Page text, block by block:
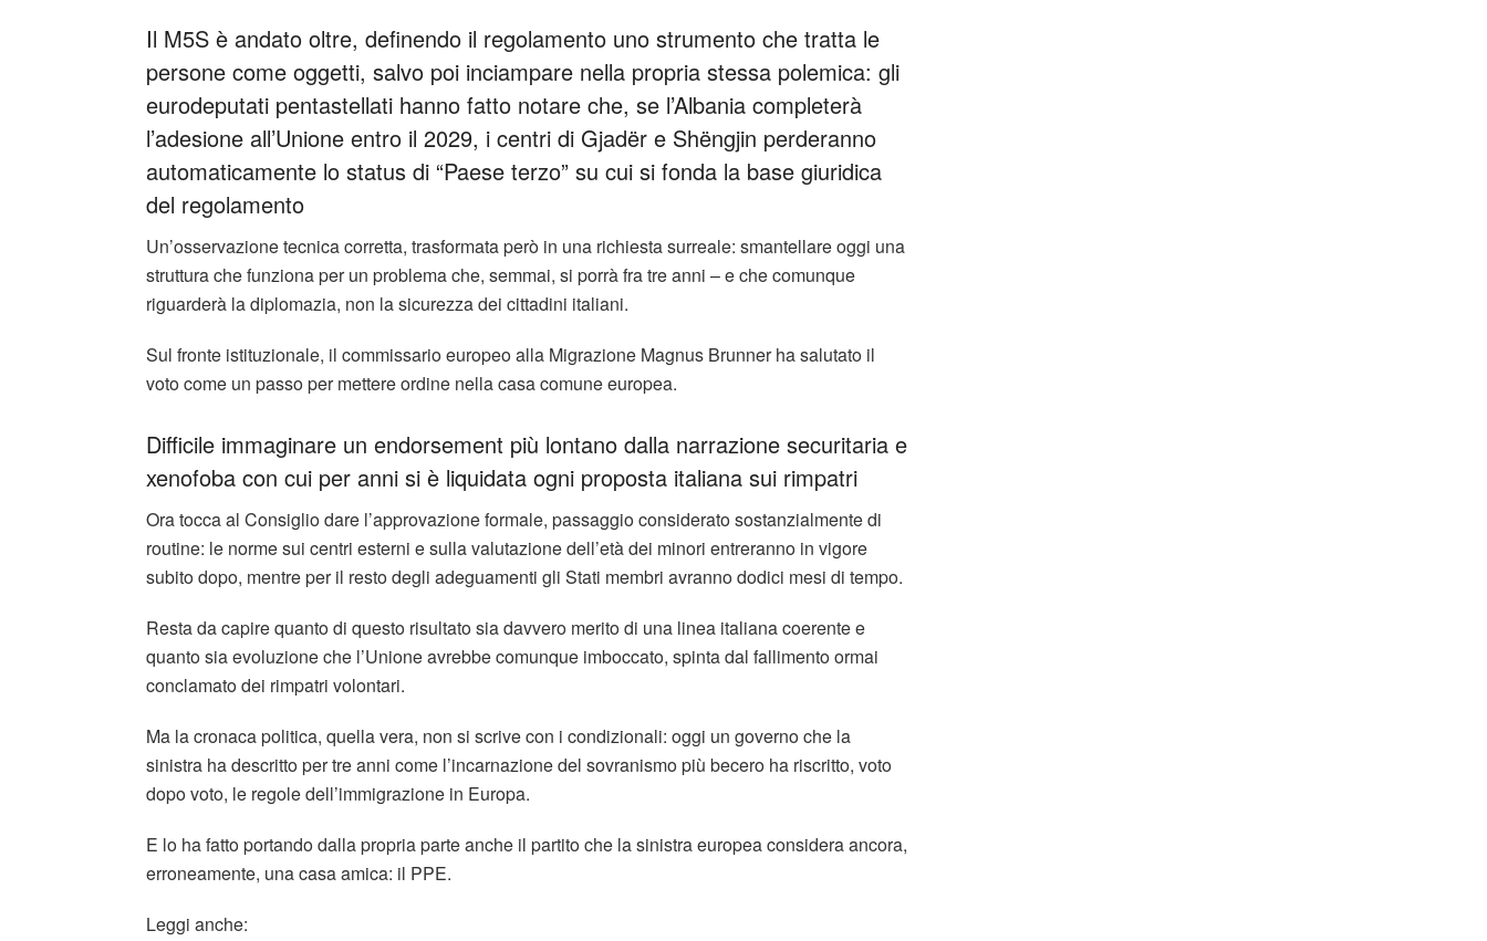
Il M5S è andato oltre, definendo il regolamento uno strumento che tratta le
persone come oggetti, salvo poi inciampare nella propria stessa polemica: gli
eurodeputati pentastellati hanno fatto notare che, se l’Albania completerà
l’adesione all’Unione entro il 2029, i centri di Gjadër e Shëngjin perderanno
automaticamente lo status di “Paese terzo” su cui si fonda la base giuridica
del regolamento
Un’osservazione tecnica corretta, trasformata però in una richiesta surreale: smantellare oggi una
struttura che funziona per un problema che, semmai, si porrà fra tre anni – e che comunque
riguarderà la diplomazia, non la sicurezza dei cittadini italiani.
Sul fronte istituzionale, il commissario europeo alla Migrazione Magnus Brunner ha salutato il
voto come un passo per mettere ordine nella casa comune europea.
Difficile immaginare un endorsement più lontano dalla narrazione securitaria e
xenofoba con cui per anni si è liquidata ogni proposta italiana sui rimpatri
Ora tocca al Consiglio dare l’approvazione formale, passaggio considerato sostanzialmente di
routine: le norme sui centri esterni e sulla valutazione dell’età dei minori entreranno in vigore
subito dopo, mentre per il resto degli adeguamenti gli Stati membri avranno dodici mesi di tempo.
Resta da capire quanto di questo risultato sia davvero merito di una linea italiana coerente e
quanto sia evoluzione che l’Unione avrebbe comunque imboccato, spinta dal fallimento ormai
conclamato dei rimpatri volontari.
Ma la cronaca politica, quella vera, non si scrive con i condizionali: oggi un governo che la
sinistra ha descritto per tre anni come l’incarnazione del sovranismo più becero ha riscritto, voto
dopo voto, le regole dell’immigrazione in Europa.
E lo ha fatto portando dalla propria parte anche il partito che la sinistra europea considera ancora,
erroneamente, una casa amica: il PPE.
Leggi anche: